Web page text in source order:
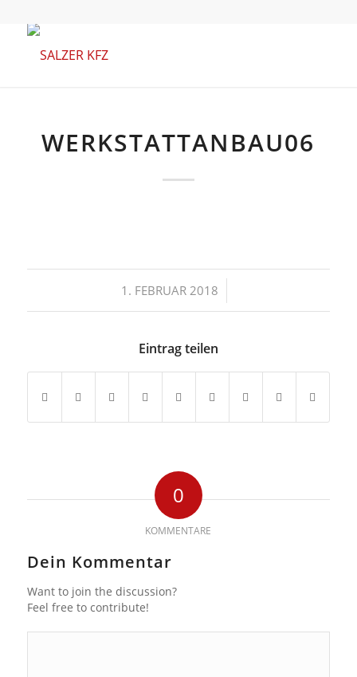
WERKSTATTANBAU06
1. FEBRUAR 2018
/
Eintrag teilen
0
KOMMENTARE
Dein Kommentar
Want to join the discussion?
Feel free to contribute!